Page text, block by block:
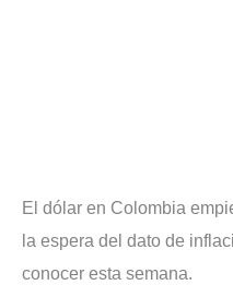
El dólar en Colombia
la espera del dato de
conocer esta semana.